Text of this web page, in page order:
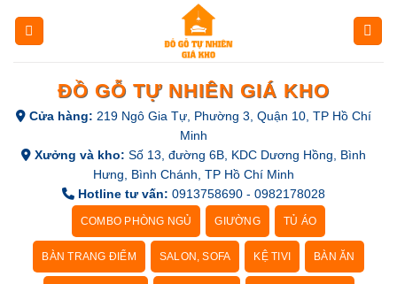
ĐỒ GỖ TỰ NHIÊN GIÁ KHO
Cửa hàng: 219 Ngô Gia Tự, Phường 3, Quận 10, TP Hồ Chí
Minh
Xưởng và kho: Số 13, đường 6B, KDC Dương Hồng, Bình
Hưng, Bình Chánh, TP Hồ Chí Minh
Hotline tư vấn: 0913758690 - 0982178028
COMBO PHÒNG NGỦ GIƯỜNG TỦ ÁO
BÀN TRANG ĐIỂM SALON, SOFA KỆ TIVI BÀN ĂN